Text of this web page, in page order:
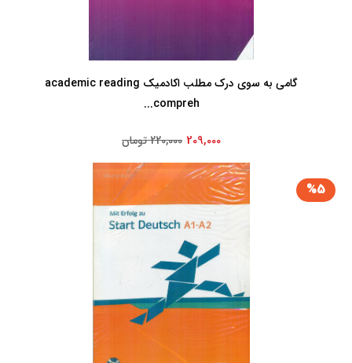
گامی به سوی درک مطلب اکادمیک academic reading
compreh...
209,000 220,000 تومان
%5